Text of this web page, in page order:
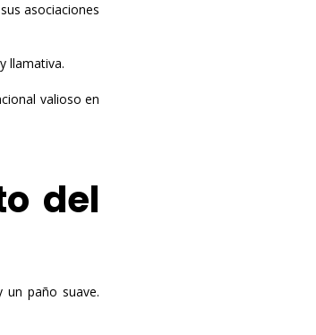
asociaciones
llamativa.
valioso en
del
paño suave.